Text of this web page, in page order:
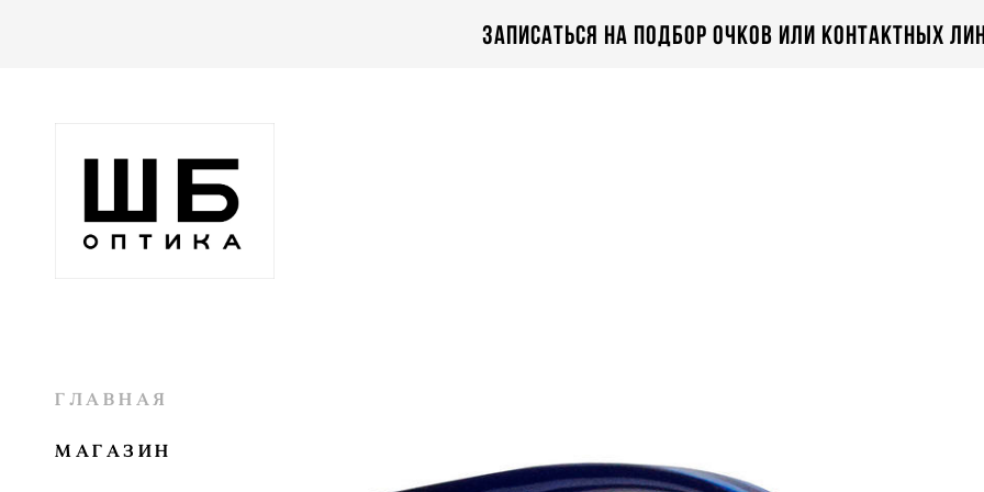
Записаться на подбор очков или контактных
ГЛАВНАЯ
МАГАЗИН